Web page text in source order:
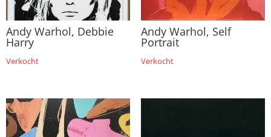
Andy Warhol, Debbie
Harry
Verkocht
Andy Warhol, Self
Portrait
Verkocht